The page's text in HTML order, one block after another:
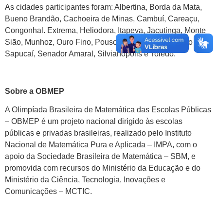
As cidades participantes foram: Albertina, Borda da Mata,
Bueno Brandão, Cachoeira de Minas, Cambuí, Careaçu,
Congonhal. Extrema, Heliodora, Itapeva, Jacutinga, Monte
Sião, Munhoz, Ouro Fino, Pouso Alegre, Santa Rita do
Sapucaí, Senador Amaral, Silvianópolis e Toledo.
Sobre a OBMEP
A Olimpíada Brasileira de Matemática das Escolas Públicas
– OBMEP é um projeto nacional dirigido às escolas
públicas e privadas brasileiras, realizado pelo Instituto
Nacional de Matemática Pura e Aplicada – IMPA, com o
apoio da Sociedade Brasileira de Matemática – SBM, e
promovida com recursos do Ministério da Educação e do
Ministério da Ciência, Tecnologia, Inovações e
Comunicações – MCTIC.